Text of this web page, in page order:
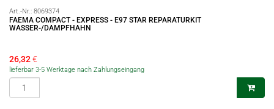
Art.-Nr.: 8069374
FAEMA COMPACT - EXPRESS - E97 STAR REPARATURKIT
WASSER-/DAMPFHAHN
26,32€
lieferbar 3-5 Werktage nach Zahlungseingang